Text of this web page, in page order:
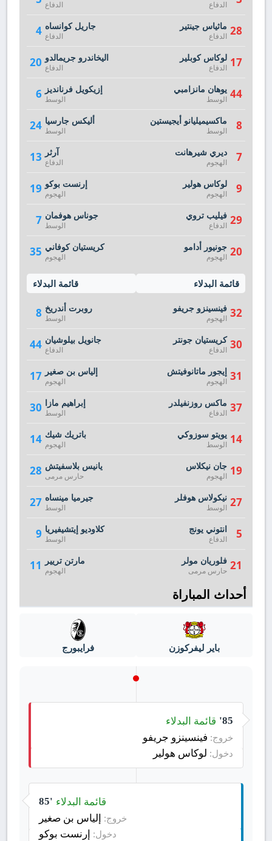
الدفاع
4 جاريل كوانساه
الدفاع
20 اليخاندرو جريمالدو
الدفاع
6 إزيكويل فرنانديز
الوسط
24 أليكس جارسيا
الوسط
13 آرثر
الدفاع
19 إرنست بوكو
الهجوم
7 جوناس هوفمان
الوسط
35 كريستيان كوفاني
الهجوم
قائمة البدلاء
8 روبرت أندريخ
الوسط
44 جانويل بيلوشيان
الدفاع
17 إلياس بن صغير
الهجوم
30 إبراهيم مازا
الوسط
14 باتريك شيك
الهجوم
28 يانيس بلاسفيتش
حارس مرمى
27 جيرميا مينساه
الوسط
9 كلاوديو إيتشيفيريا
الوسط
11 مارتن تريير
الهجوم
الدفاع
28 ماثياس جينتير
الدفاع
17 لوكاس كوبلير
الدفاع
44 يوهان مانزامبي
الوسط
8 ماكسيميليانو أيجيستين
الوسط
7 ديري شيرهانت
الهجوم
9 لوكاس هولير
الهجوم
29 فيليب تروي
الدفاع
20 جونيور أدامو
الهجوم
قائمة البدلاء
32 فينسينزو جريفو
الهجوم
30 كريستيان جونتر
الدفاع
31 إيجور ماتانوفيتش
الهجوم
37 ماكس روزنفيلدر
الدفاع
14 يويتو سوزوكي
الوسط
19 جان نيكلاس
الهجوم
27 نيكولاس هوفلر
الوسط
5 انتوني يونج
الدفاع
21 فلوريان مولر
حارس مرمى
أحداث المباراة
باير ليفركوزن فرايبورج
85' قائمة البدلاء
خروج: فينسينزو جريفو
دخول: لوكاس هولير
85' قائمة البدلاء
خروج: إلياس بن صغير
دخول: إرنست بوكو